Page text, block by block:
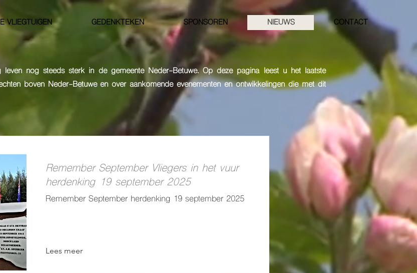
VLIEGTUIGEN GEDENKTEKEN SPONSOREN NIEUWS CONTACT
leven nog steeds sterk in de gemeente Neder-Betuwe. Op dezepagina leest u het laatste
boven Neder-Betuwe en overaankomende evenementen en ontwikkelingen die met dit
Remember September Vliegers in het vuur
herdenking 19 september 2025
Remember September herdenking 19 september 2025
Lees meer